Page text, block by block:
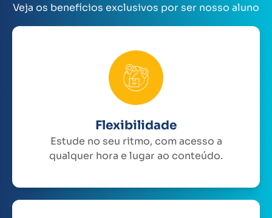
Veja os benefícios exclusivos por ser nosso aluno
Flexibilidade
Estude no seu ritmo, com acesso a
qualquer hora e lugar ao conteúdo.